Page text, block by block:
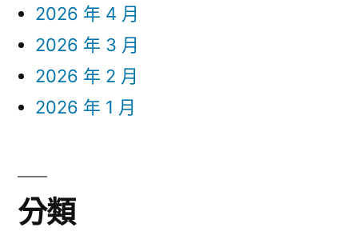
2026 年 4 月
2026 年 3 月
2026 年 2 月
2026 年 1 月
分類